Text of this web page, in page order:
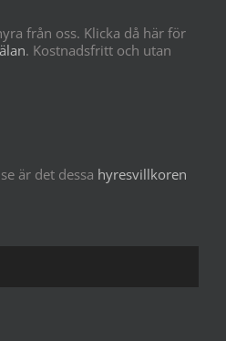
från oss. Klicka då här för
. Kostnadsfritt och utan
är det dessa hyresvillkoren